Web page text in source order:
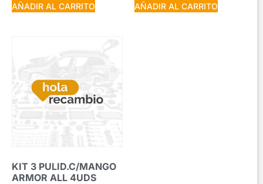
AÑADIR AL CARRITO AÑADIR AL CARRITO
KIT 3 PULID.C/MANGO
ARMOR ALL 4UDS